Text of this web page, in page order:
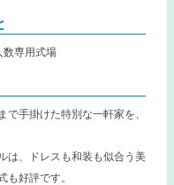
数専用式場
手掛けた特別な一軒家を、
は、ドレスも和装も似合う美
も好評です。